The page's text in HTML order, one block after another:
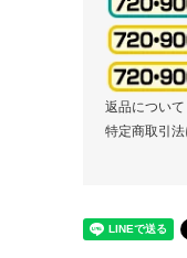
返品について
特定商取引